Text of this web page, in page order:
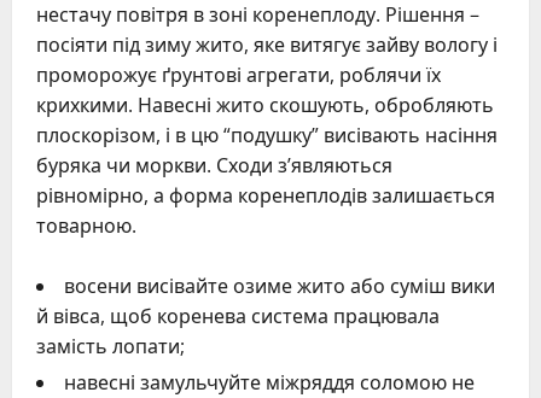
нестачу повітря в зоні коренеплоду. Рішення –
посіяти під зиму жито, яке витягує зайву вологу і
проморожує ґрунтові агрегати, роблячи їх
крихкими. Навесні жито скошують, обробляють
плоскорізом, і в цю “подушку” висівають насіння
буряка чи моркви. Сходи з’являються
рівномірно, а форма коренеплодів залишається
товарною.
восени висівайте озиме жито або суміш вики
й вівса, щоб коренева система працювала
замість лопати;
навесні замульчуйте міжряддя соломою не